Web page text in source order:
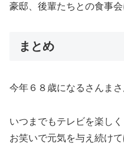
豪邸、後輩たちとの食事
まとめ
今年６８歳になるさんまさ
いつまでもテレビを楽しく
お笑いで元気を与え続けて